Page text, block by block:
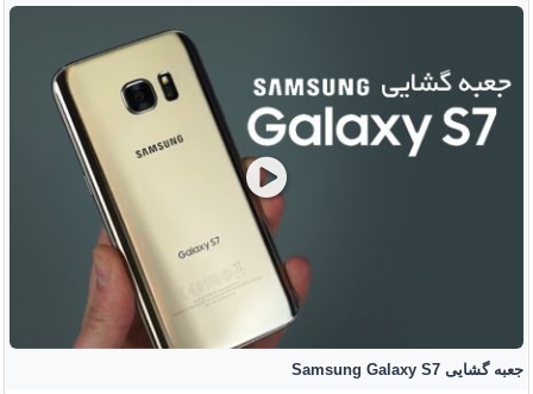
جعبه گشایی Samsung Galaxy S7